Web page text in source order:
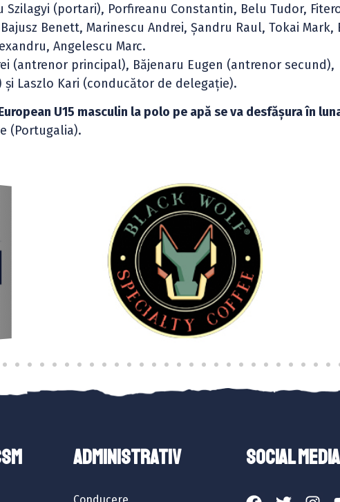
Szilagyi (portari), Porfireanu Constantin, Belu Tudor,
Benett, Marinescu Andrei, Șandru Raul, Tokai Mark,
Angelescu Marc.
(antrenor principal), Băjenaru Eugen (antrenor secund),
Laszlo Kari (conducător de delegație).
U15 masculin la polo pe apă se va desfășura în
(Portugalia).
ADMINISTRATIV SOCIAL MEDIA